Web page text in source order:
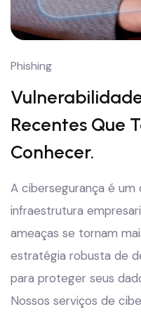
Phishing
Recentes Que
Conhecer.
A cibersegurança é
infraestrutura
ameaças se tornam
estratégia robusta de
para proteger seus
Nossos serviços de